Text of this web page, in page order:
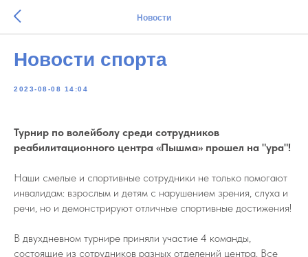
Новости
Новости спорта
2023-08-08 14:04
Турнир по волейболу среди сотрудников
реабилитационного центра «Пышма» прошел на "ура"!
Наши смелые и спортивные сотрудники не только помогают
инвалидам: взрослым и детям с нарушением зрения, слуха и
речи, но и демонстрируют отличные спортивные достижения!
В двухдневном турнире приняли участие 4 команды,
состоящие из сотрудников разных отделений центра. Все